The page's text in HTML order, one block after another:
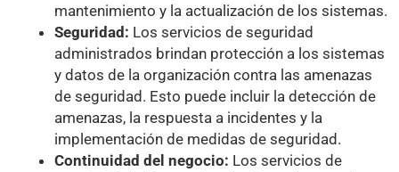
mantenimiento y la actualización de los sistemas.
Seguridad: Los servicios de seguridad
administrados brindan protección a los sistemas
y datos de la organización contra las amenazas
de seguridad. Esto puede incluir la detección de
amenazas, la respuesta a incidentes y la
implementación de medidas de seguridad.
Continuidad del negocio: Los servicios de